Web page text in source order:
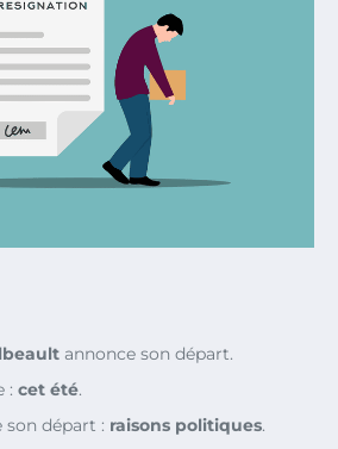
annonce son départ.
: cet été.
son départ : raisons politiques.